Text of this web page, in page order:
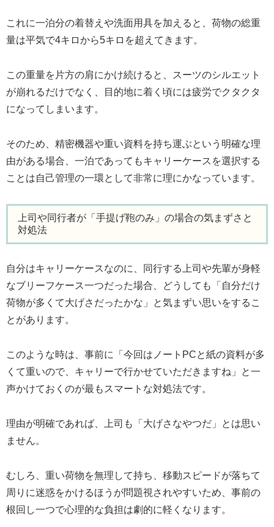
これに一泊分の着替えや洗面用具を加えると、荷物の総重
量は平気で4キロから5キロを超えてきます。
この重量を片方の肩にかけ続けると、スーツのシルエット
が崩れるだけでなく、目的地に着く頃には疲労でクタクタ
になってしまいます。
そのため、精密機器や重い資料を持ち運ぶという明確な理
由がある場合、一泊であってもキャリーケースを選択する
ことは自己管理の一環として非常に理にかなっています。
上司や同行者が「手提げ鞄のみ」の場合の気まずさと
対処法
自分はキャリーケースなのに、同行する上司や先輩が身軽
なブリーフケース一つだった場合、どうしても「自分だけ
荷物が多くて大げさだったかな」と気まずい思いをするこ
とがあります。
このような時は、事前に「今回はノートPCと紙の資料が多
くて重いので、キャリーで行かせていただきますね」と一
声かけておくのが最もスマートな対処法です。
理由が明確であれば、上司も「大げさなやつだ」とは思い
ません。
むしろ、重い荷物を無理して持ち、移動スピードが落ちて
周りに迷惑をかけるほうが問題視されやすいため、事前の
根回し一つで心理的な負担は劇的に軽くなります。